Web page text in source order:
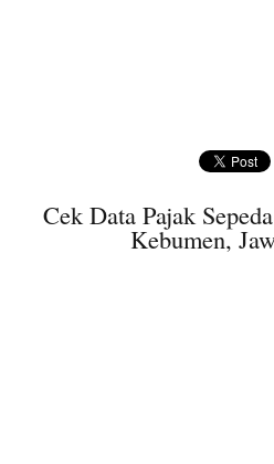
Cek Data Pajak
Kebumen,